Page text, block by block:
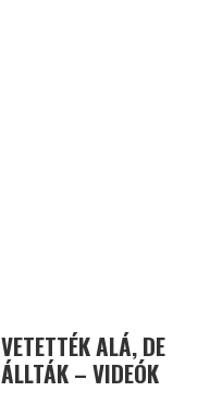
ALÁ, DE
– VIDEÓK